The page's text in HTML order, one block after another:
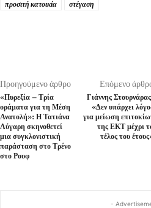
προσιτή κατοικία στέγαση
Προηγούμενο άρθρο
«Πυρεξία – Τρία
οράματα για τη Μέση
Ανατολή»: Η Τατιάνα
Λύγαρη σκηνοθετεί
μια συγκλονιστική
παράσταση στο Τρένο
στο Ρουφ
Επόμενο
Γιάννης
«Δεν υπάρχει
για μείωση
της ΕΚΤ μέχρι
τέλος του
-